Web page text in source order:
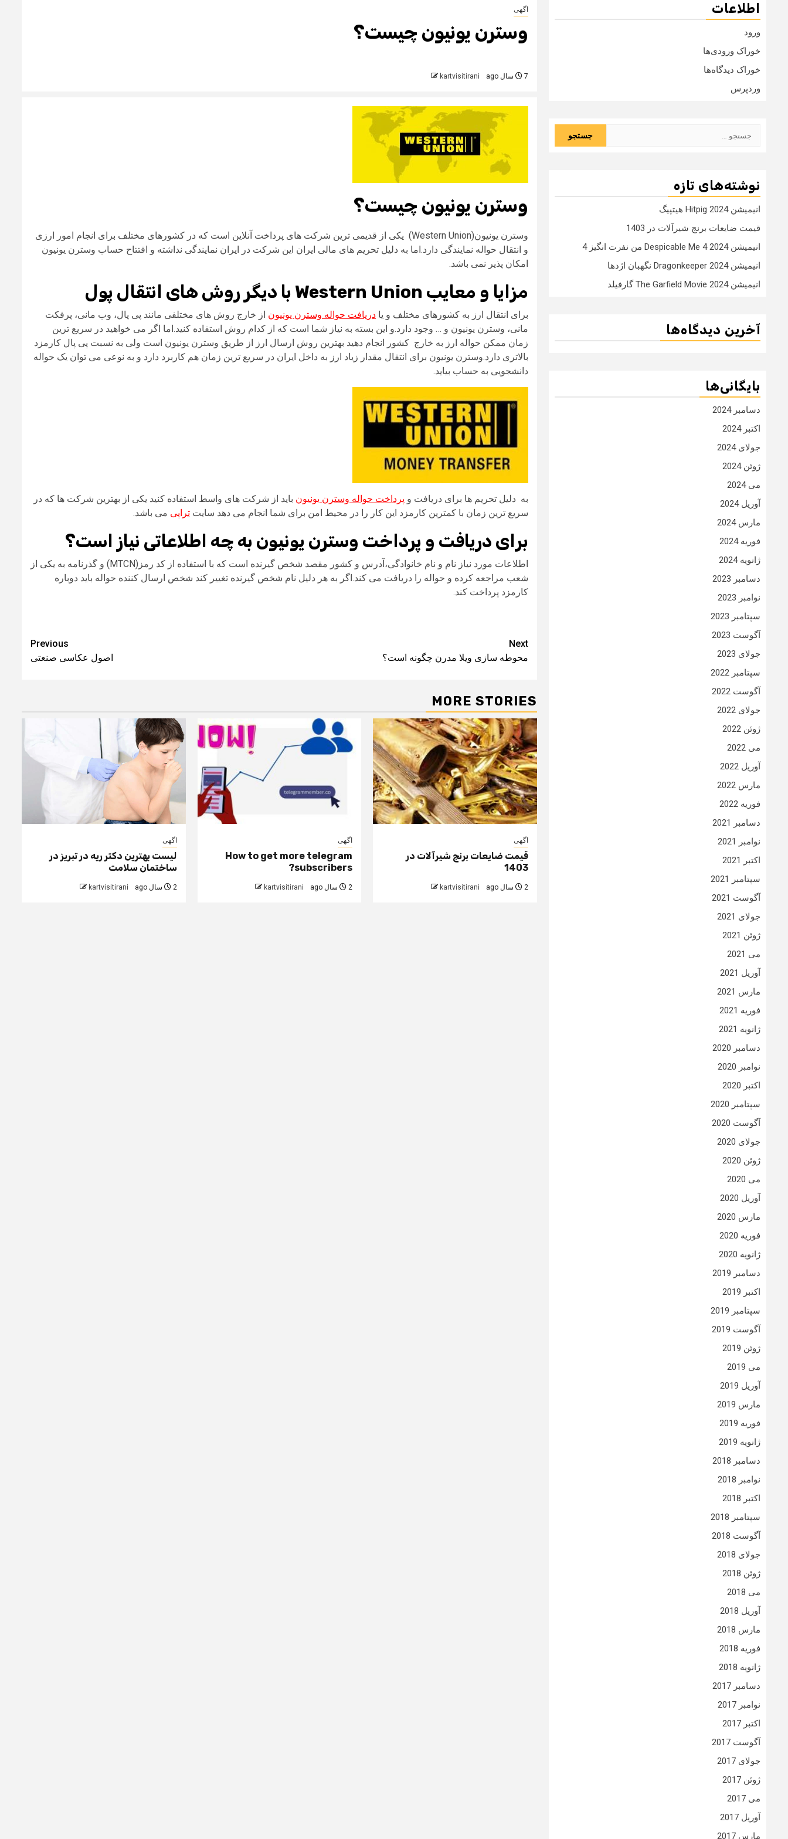
اگهی
وسترن یونیون چیست؟
7 سال ago kartvisitirani
وسترن یونیون چیست؟
وسترن یونیون(Western Union) یکی از قدیمی ترین شرکت های پرداخت آنلاین است که در کشورهای مختلف برای انجام امور ارزی
و انتقال حواله نمایندگی دارد.اما به دلیل تحریم های مالی ایران این شرکت در ایران نمایندگی نداشته و افتتاح حساب وسترن یونیون
امکان پذیر نمی باشد.
مزایا و معایب Western Union با دیگر روش های انتقال پول
برای انتقال ارز به کشورهای مختلف و یا دریافت حواله وسترن یونیون از خارج روش های مختلفی مانند پی پال، وب مانی، پرفکت
مانی، وسترن یونیون و … وجود دارد.و این بسته به نیاز شما است که از کدام روش استفاده کنید.اما اگر می خواهید در سریع ترین
زمان ممکن حواله ارز به خارج کشور انجام دهید بهترین روش ارسال ارز از طریق وسترن یونیون است ولی به نسبت پی پال کارمزد
بالاتری دارد.وسترن یونیون برای انتقال مقدار زیاد ارز به داخل ایران در سریع ترین زمان هم کاربرد دارد و به نوعی می توان یک حواله
دانشجویی به حساب بیاید.
به دلیل تحریم ها برای دریافت و پرداخت حواله وسترن یونیون باید از شرکت های واسط استفاده کنید یکی از بهترین شرکت ها که در
سریع ترین زمان با کمترین کارمزد این کار را در محیط امن برای شما انجام می دهد سایت تراپی می باشد.
برای دریافت و پرداخت وسترن یونیون به چه اطلاعاتی نیاز است؟
اطلاعات مورد نیاز نام و نام خانوادگی،آدرس و کشور مقصد شخص گیرنده است که با استفاده از کد رمز(MTCN) و گذرنامه به یکی از
شعب مراجعه کرده و حواله را دریافت می کند.اگر به هر دلیل نام شخص گیرنده تغییر کند شخص ارسال کننده حواله باید دوباره
کارمزد پرداخت کند.
Post
navigation
Previous
اصول عکاسی صنعتی
Next
محوطه سازی ویلا مدرن چگونه است؟
MORE STORIES
اگهی
قیمت ضایعات برنج شیرآلات در
1403
2 سال ago kartvisitirani
اگهی
How to get more telegram
subscribers?
2 سال ago kartvisitirani
اگهی
لیست بهترین دکتر ریه در تبریز در
ساختمان سلامت
2 سال ago kartvisitirani
اطلاعات
ورود
خوراک ورودی‌ها
خوراک دیدگاه‌ها
وردپرس
نوشته‌های تازه
انیمیشن Hitpig 2024 هیتپیگ
قیمت ضایعات برنج شیرآلات در 1403
انیمیشن Despicable Me 4 2024 من نفرت انگیز 4
انیمیشن Dragonkeeper 2024 نگهبان اژدها
انیمیشن The Garfield Movie 2024 گارفیلد
آخرین دیدگاه‌ها
بایگانی‌ها
دسامبر 2024
اکتبر 2024
جولای 2024
ژوئن 2024
می 2024
آوریل 2024
مارس 2024
فوریه 2024
ژانویه 2024
دسامبر 2023
نوامبر 2023
سپتامبر 2023
آگوست 2023
جولای 2023
سپتامبر 2022
آگوست 2022
جولای 2022
ژوئن 2022
می 2022
آوریل 2022
مارس 2022
فوریه 2022
دسامبر 2021
نوامبر 2021
اکتبر 2021
سپتامبر 2021
آگوست 2021
جولای 2021
ژوئن 2021
می 2021
آوریل 2021
مارس 2021
فوریه 2021
ژانویه 2021
دسامبر 2020
نوامبر 2020
اکتبر 2020
سپتامبر 2020
آگوست 2020
جولای 2020
ژوئن 2020
می 2020
آوریل 2020
مارس 2020
فوریه 2020
ژانویه 2020
دسامبر 2019
اکتبر 2019
سپتامبر 2019
آگوست 2019
ژوئن 2019
می 2019
آوریل 2019
مارس 2019
فوریه 2019
ژانویه 2019
دسامبر 2018
نوامبر 2018
اکتبر 2018
سپتامبر 2018
آگوست 2018
جولای 2018
ژوئن 2018
می 2018
آوریل 2018
مارس 2018
فوریه 2018
ژانویه 2018
دسامبر 2017
نوامبر 2017
اکتبر 2017
آگوست 2017
جولای 2017
ژوئن 2017
می 2017
آوریل 2017
مارس 2017